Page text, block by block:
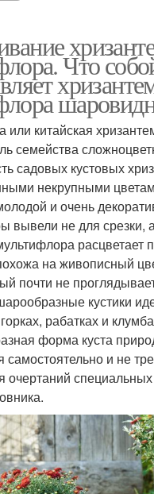
Что
или китайская
семейства
садовых кустовых
некрупными
и очень
вывели не для срезки,
расцветает
на живописный
почти не
кустики
рабатках и
форма куста
и не
очертаний